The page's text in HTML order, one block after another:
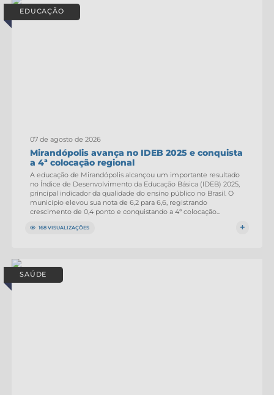
Galeria de Fotos
Serviços Online
Notícias
Carta de Serviços
EDUCAÇÃO
07 de agosto de 2026
Mirandópolis avança no IDEB 2025 e conquista
a 4ª colocação regional
A educação de Mirandópolis alcançou um importante resultado
no Índice de Desenvolvimento da Educação Básica (IDEB) 2025,
principal indicador da qualidade do ensino público no Brasil. O
município elevou sua nota de 6,2 para 6,6, registrando
crescimento de 0,4 ponto e conquistando a 4ª colocação...
168 VISUALIZAÇÕES
SAÚDE